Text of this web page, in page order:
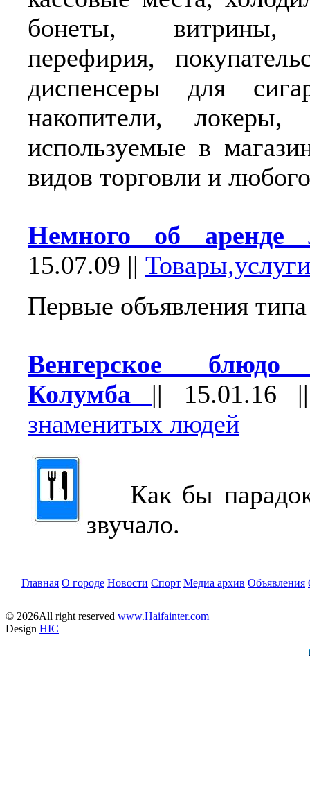
бонеты, витрины,
перефирия,
диспенсеры для
накопители,
используемые в
видов торговли и
Немного об аpенде
15.07.09 || Товары,услуги
Первые объявления типа
Венгерское блюдо
Колумба || 15.01.16
знаменитых людей
Как бы
звучало.
Главная О городе Новости Спорт Медиа архив Объявления
© 2026All right reserved www.Haifainter.com
Design HIC